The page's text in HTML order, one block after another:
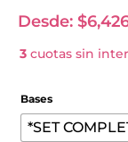
Desde:$
3 cuotas sin
Bases
*SET